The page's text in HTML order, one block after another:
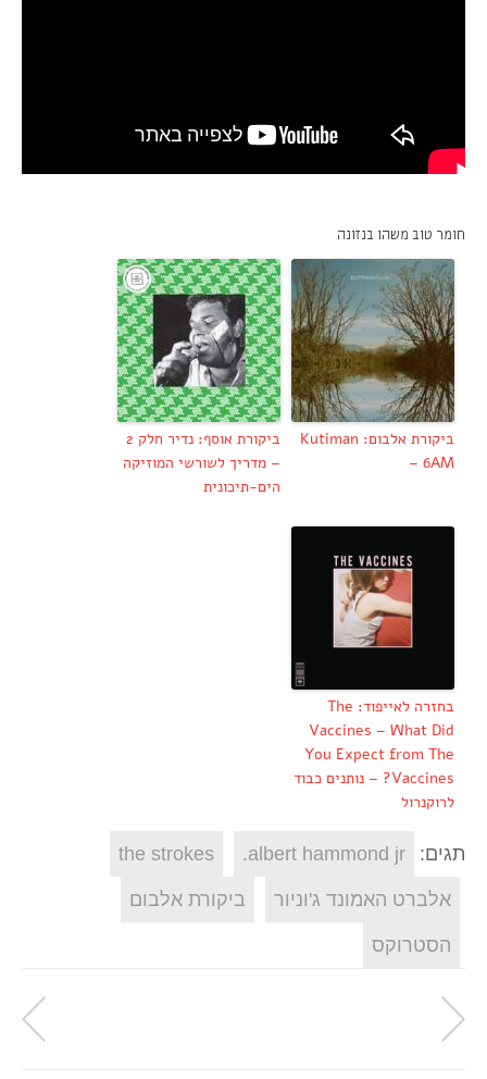
חומר טוב משהו בנזונה
ביקורת אלבום: Kutiman
– 6AM
ביקורת אוסף: נדיר חלק 2
– מדריך לשורשי המוזיקה
הים-תיכונית
בחזרה לאייפוד: The
Vaccines – What Did
You Expect from The
Vaccines? – נותנים כבוד
לרוקנרול
תגים: albert hammond jr.
the strokes
אלברט האמונד ג'וניור ביקורת אלבום
הסטרוקס